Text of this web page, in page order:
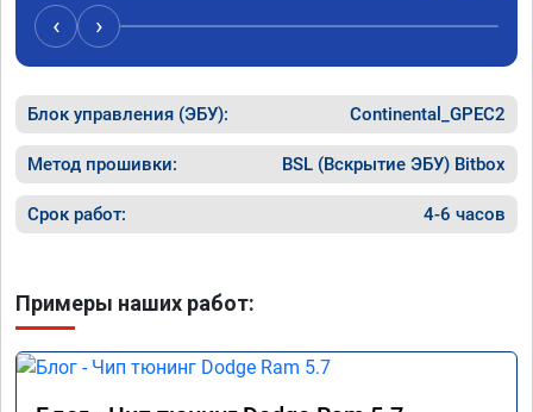
который изменил код, далее Даниил за 30
сек залил его в мозги.
проехал уже 100 км ошибка не появилась,
хотя раньше после сброса ошибке
выскакивал ошибка через 20км.
работой доволен.
в
за 60,
он
‹ ›
Блок управления (ЭБУ): Continental_GPEC2
Метод прошивки: BSL (Вскрытие ЭБУ) Bitbox
Срок работ: 4-6 часов
Примеры наших работ: